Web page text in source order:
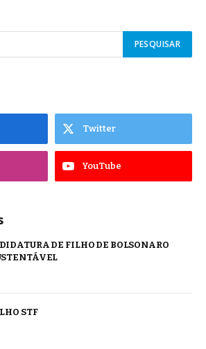
Twitter
YouTube
DE FILHO DE BOLSONARO
STF